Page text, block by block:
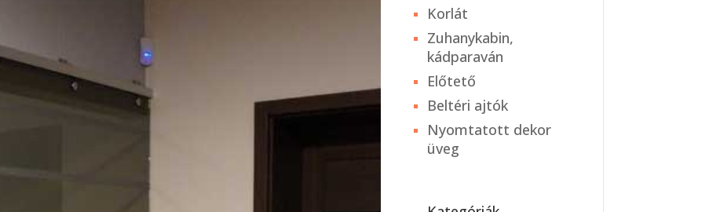
Korlát
Zuhanykabin,
kádparaván
Előtető
Beltéri ajtók
Nyomtatott dekor
üveg